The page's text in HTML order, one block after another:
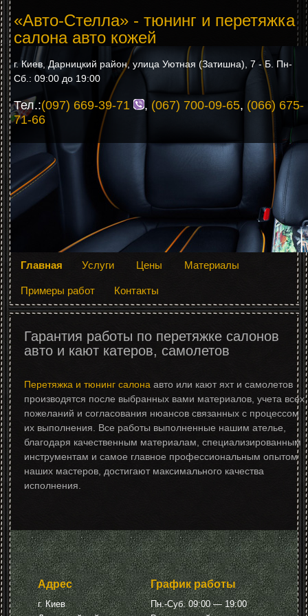
«Авто-Стелла» - тюнинг и перетяжка
салона авто кожей
г. Киев, Дарницкий район, улица Уютная (Затишна), 7 - Б. Пн-
Сб.: 09:00 до 19:00
Тел.:(097) 669-39-71 , (067) 700-09-65, (066) 675-
71-66
Главная Услуги Цены Материалы
Примеры работ Контакты
Гарантия работы по перетяжке салонов
авто и кают катеров, самолетов
Перетяжка и тюнинг салона авто или кают яхт и самолетов
производятся после выбранных вами материалов, учета всех
пожеланий и согласования нюансов связанных с процессом
их выполнения. Все работы выполненные нашим ателье,
благодаря качественным материалам, специализированным
инструментам и самое главное профессиональным опытом
наших мастеров, достигают максимального качества
исполнения.
Адрес
г. Киев
График работы
Пн.-Суб. 09:00 — 19:00